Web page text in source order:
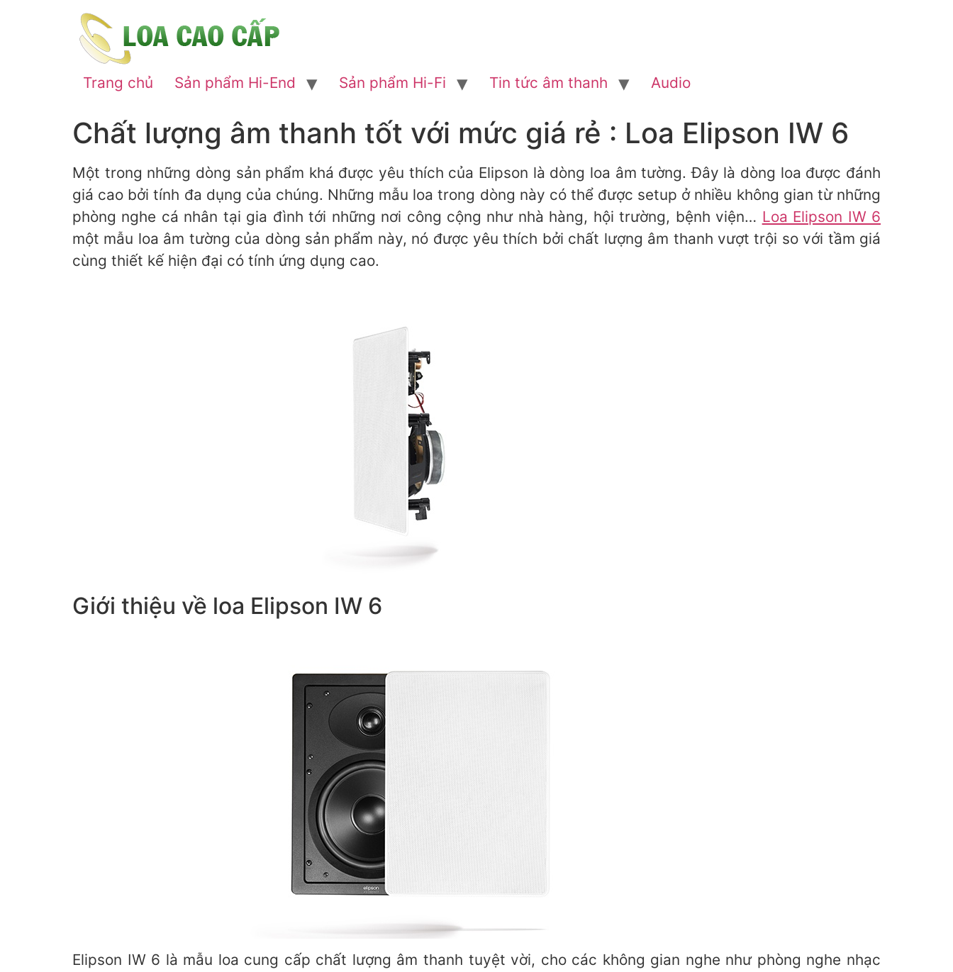
Trang chủ Sản phẩm Hi-End Sản phẩm Hi-Fi Tin tức âm thanh Audio
Chất lượng âm thanh tốt với mức giá rẻ : Loa Elipson IW 6
Một trong những dòng sản phẩm khá được yêu thích của Elipson là dòng loa âm tường. Đây là dòng loa được đánh
giá cao bởi tính đa dụng của chúng. Những mẫu loa trong dòng này có thể được setup ở nhiều không gian từ những
phòng nghe cá nhân tại gia đình tới những nơi công cộng như nhà hàng, hội trường, bệnh viện… Loa Elipson IW 6
một mẫu loa âm tường của dòng sản phẩm này, nó được yêu thích bởi chất lượng âm thanh vượt trội so với tầm giá
cùng thiết kế hiện đại có tính ứng dụng cao.
Giới thiệu về loa Elipson IW 6
Elipson IW 6 là mẫu loa cung cấp chất lượng âm thanh tuyệt vời, cho các không gian nghe như phòng nghe nhạc